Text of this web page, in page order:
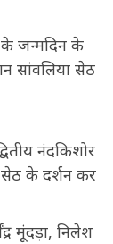
के जन्मदिन के
सांवलिया सेठ
नंदकिशोर
सेठ के दर्शन कर
मूंदड़ा, निलेश